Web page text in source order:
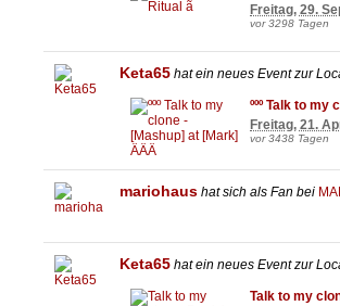
Freitag, 29.
vor 3298 Tagen
Keta65 hat ein neues Event zur
ººº Talk to
Freitag, 21.
vor 3438 Tagen
mariohaus hat sich als Fan bei
Keta65 hat ein neues Event zur
Talk to my